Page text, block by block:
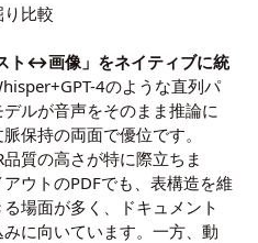
比較
ト↔画像」をネイティブに統
4のような直列パ
ルが音声をそのまま推論に
保持の両面で優位です。
質の高さが特に際立ちま
ウトのPDFでも、表構造を維
場面が多く、ドキュメント
に向いています。一方、動